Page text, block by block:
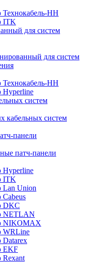
Технокабель-НН
ITK
для систем
для систем
Технокабель-НН
Hyperline
систем
кабельных систем
панели
патч-панели
Hyperline
ITK
Lan Union
Cabeus
DKC
NETLAN
NIKOMAX
WRLine
Datarex
EKF
Rexant